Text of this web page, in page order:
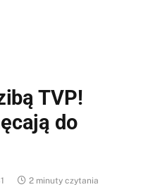
TVP!
do
2 minuty czytania